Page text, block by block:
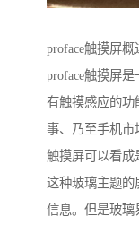
proface触摸屏概
proface触摸屏
有触摸感应的功
事、乃至手机市
触摸屏可以看成
这种玻璃主题的
信息。但是玻璃